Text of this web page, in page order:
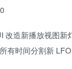
改造新播放视图
有时间分割新